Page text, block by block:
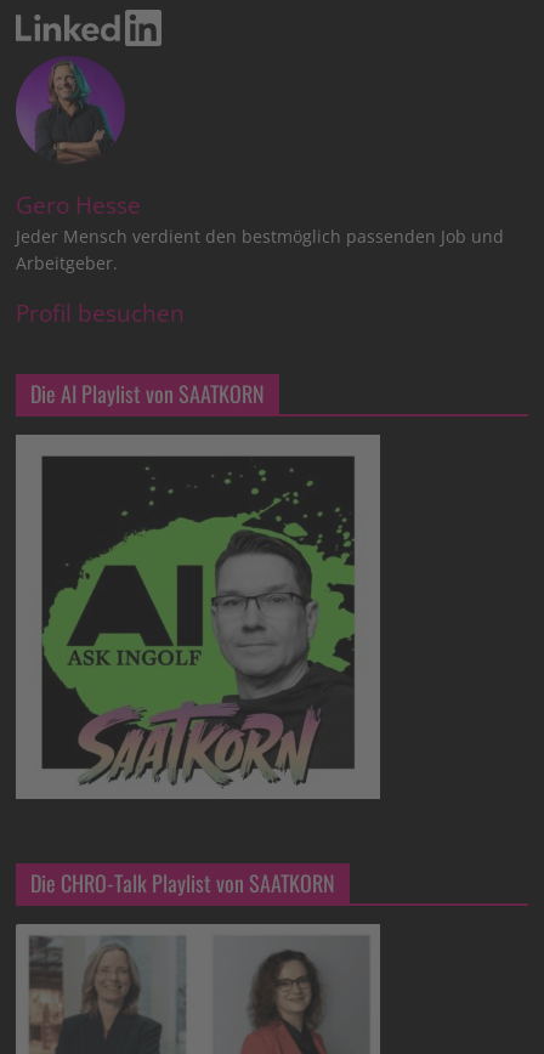
Gero Hesse
Jeder Mensch verdient den bestmöglich passenden Job und
Arbeitgeber.
Profil besuchen
Die AI Playlist von SAATKORN
Die CHRO-Talk Playlist von SAATKORN